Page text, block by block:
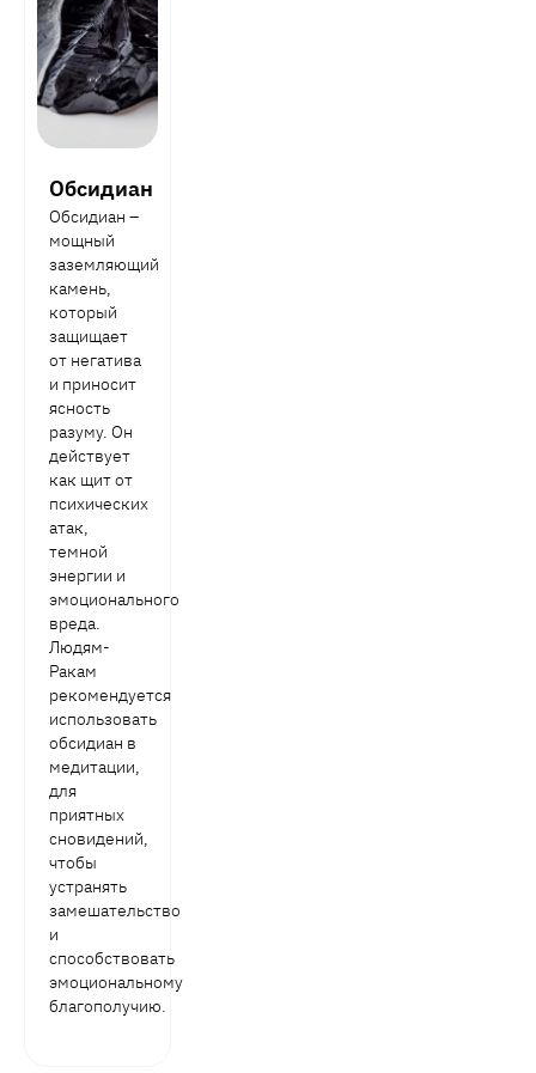
Обсидиан
Обсидиан –
мощный
заземляющий
камень,
который
защищает
от негатива
и приносит
ясность
разуму. Он
действует
как щит от
психических
атак,
темной
энергии и
эмоционального
вреда.
Людям-
Ракам
рекомендуется
использовать
обсидиан в
медитации,
для
приятных
сновидений,
чтобы
устранять
замешательство
и
способствовать
эмоциональному
благополучию.